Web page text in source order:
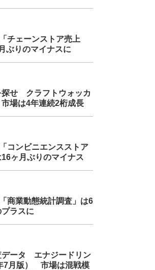
チェーンストア売上
ぶりのマイナスに
探せ クラフトウォッカ
場は4年連続2桁成長
コンビニエンスストア
ヶ月ぶりのマイナス
商業動態統計調査」は6
ラスに
データ エナジードリン
7月版） 市場は混戦模